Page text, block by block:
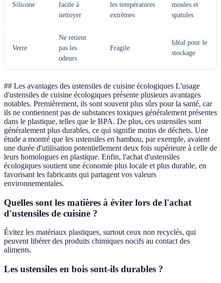
Silicone
facile à
nettoyer
les températures
extrêmes
moules et
spatules
Verre
Ne retient
pas les
odeurs
Fragile
Idéal pour le
stockage
## Les avantages des ustensiles de cuisine écologiques L'usage
d'ustensiles de cuisine écologiques présente plusieurs avantages
notables. Premièrement, ils sont souvent plus sûrs pour la santé, car
ils ne contiennent pas de substances toxiques généralement présentes
dans le plastique, telles que le BPA. De plus, ces ustensiles sont
généralement plus durables, ce qui signifie moins de déchets. Une
étude a montré que les ustensiles en bambou, par exemple, avaient
une durée d'utilisation potentiellement deux fois supérieure à celle de
leurs homologues en plastique. Enfin, l'achat d'ustensiles
écologiques soutient une économie plus locale et plus durable, en
favorisant les fabricants qui partagent vos valeurs
environnementales.
Quelles sont les matières à éviter lors de l'achat
d'ustensiles de cuisine ?
Évitez les matériaux plastiques, surtout ceux non recyclés, qui
peuvent libérer des produits chimiques nocifs au contact des
aliments.
Les ustensiles en bois sont-ils durables ?